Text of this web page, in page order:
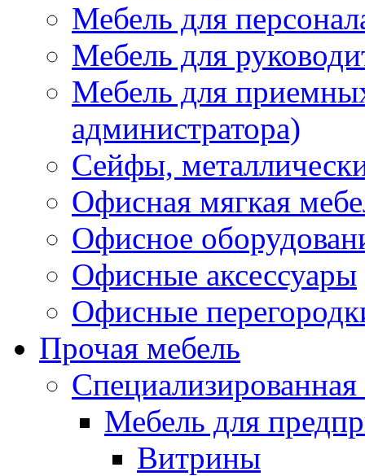
Мебель для
Мебель для
Мебель для
администратора)
Сейфы,
Офисная мягкая
Офисное
Офисные аксессуары
Офисные
Прочая мебель
Специализированная
Мебель для
Витрины